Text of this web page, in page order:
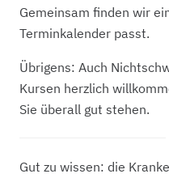
Gemeinsam finden wir
Terminkalender passt.
Übrigens: Auch
Kursen herzlich
Sie überall gut stehen.
Gut zu wissen: die